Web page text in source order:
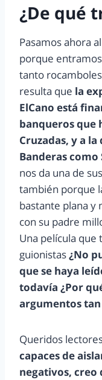
¿De qué
Pasamos ahora
porque
tanto
resulta que la
ElCano está
banqueros que
Cruzadas, y a
Banderas como
nos da una de
también porque
bastante plana y
con su padre
Una película que
guionistas¿No
que se haya
todavía ¿Por
argumentos
Queridos
capaces de
negativos, creo